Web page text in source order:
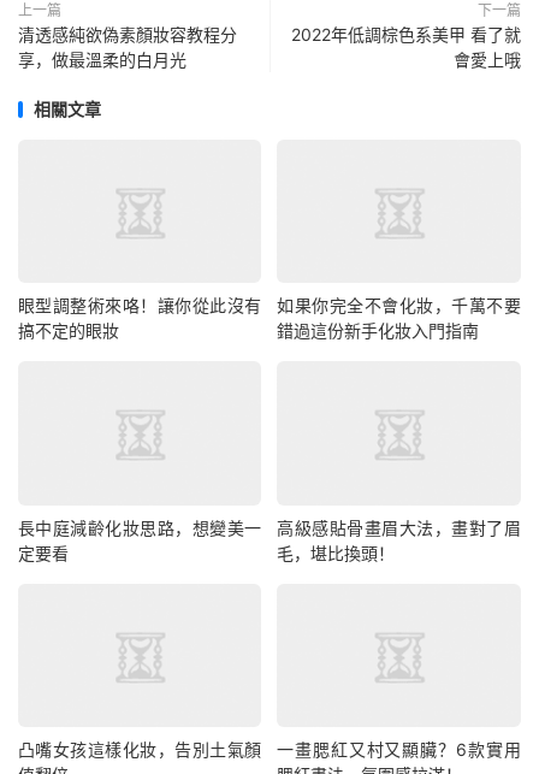
上一篇
清透感純欲偽素顏妝容教程分
享，做最溫柔的白月光
下一篇
2022年低調棕色系美甲 看了就
會愛上哦
相關文章
眼型調整術來咯！讓你從此沒有
搞不定的眼妝
如果你完全不會化妝，千萬不要
錯過這份新手化妝入門指南
長中庭減齡化妝思路，想變美一
定要看
高級感貼骨畫眉大法，畫對了眉
毛，堪比換頭！
凸嘴女孩這樣化妝，告別土氣顏
一畫腮紅又村又顯臟？6款實用